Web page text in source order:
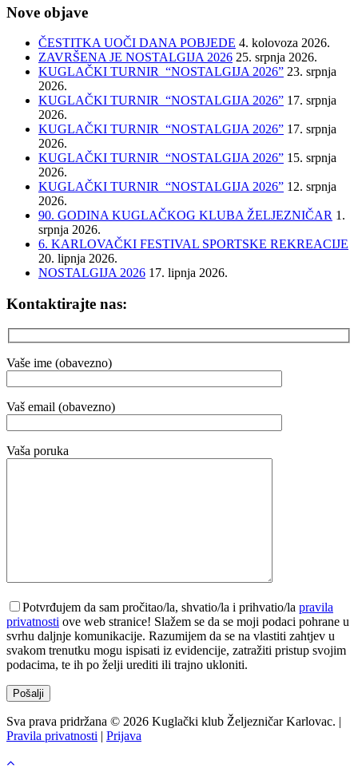
Nove objave
ČESTITKA UOČI DANA POBJEDE 4. kolovoza 2026.
ZAVRŠENA JE NOSTALGIJA 2026 25. srpnja 2026.
KUGLAČKI TURNIR “NOSTALGIJA 2026” 23. srpnja
2026.
KUGLAČKI TURNIR “NOSTALGIJA 2026” 17. srpnja
2026.
KUGLAČKI TURNIR “NOSTALGIJA 2026” 17. srpnja
2026.
KUGLAČKI TURNIR “NOSTALGIJA 2026” 15. srpnja
2026.
KUGLAČKI TURNIR “NOSTALGIJA 2026” 12. srpnja
2026.
90. GODINA KUGLAČKOG KLUBA ŽELJEZNIČAR 1.
srpnja 2026.
6. KARLOVAČKI FESTIVAL SPORTSKE REKREACIJE
20. lipnja 2026.
NOSTALGIJA 2026 17. lipnja 2026.
Kontaktirajte nas:
Vaše ime (obavezno)
Vaš email (obavezno)
Vaša poruka
Potvrđujem da sam pročitao/la, shvatio/la i prihvatio/la pravila
privatnosti ove web stranice! Slažem se da se moji podaci pohrane u
svrhu daljnje komunikacije. Razumijem da se na vlastiti zahtjev u
svakom trenutku mogu ispisati iz evidencije, zatražiti pristup svojim
podacima, te ih po želji urediti ili trajno ukloniti.
Sva prava pridržana © 2026 Kuglački klub Željezničar Karlovac. |
Pravila privatnosti | Prijava